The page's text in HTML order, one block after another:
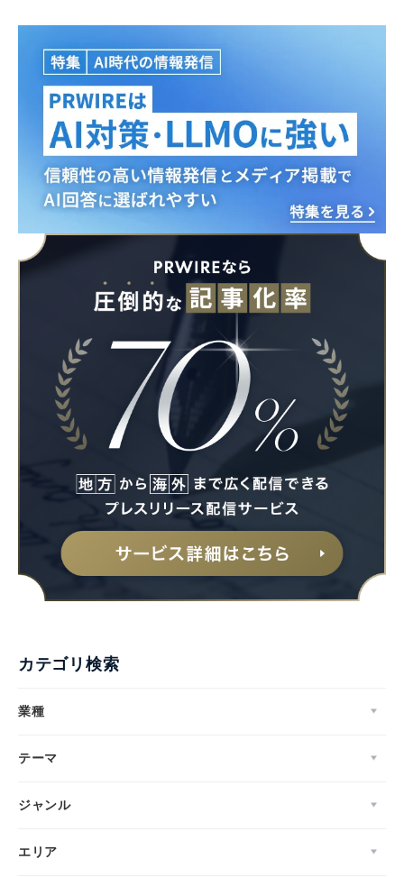
カテゴリ検索
業種
テーマ
ジャンル
エリア